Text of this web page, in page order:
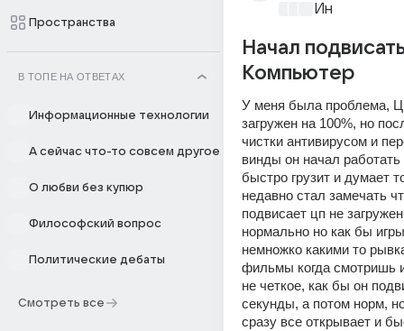
Пространства
В ТОПЕ НА ОТВЕТАХ
Информационные технологии
А сейчас что-то совсем другое
О любви без купюр
Философский вопрос
Политические дебаты
Смотреть все
Начал
Компьютер
У меня была проблема,
загружен на 100%, но
чистки антивирусом и
винды он начал работать
быстро грузит и думает
недавно стал замечать
подвисает цп не
нормально но как бы
немножко какими то
фильмы когда смотришь
не четкое, как бы он
секунды, а потом норм,
сразу все открывает и